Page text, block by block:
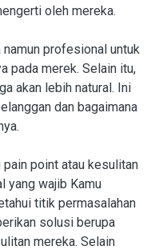
oleh mereka.
namun profesional untuk
pada merek. Selain itu,
akan lebih natural. Ini
dan bagaimana
point atau kesulitan
yang wajib Kamu
titik permasalahan
solusi berupa
mereka. Selain